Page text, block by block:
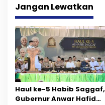
g
a
s
i
p
o
Jangan Lewatkan
Haul ke-5 Habib Saggaf,
Gubernur Anwar Hafid